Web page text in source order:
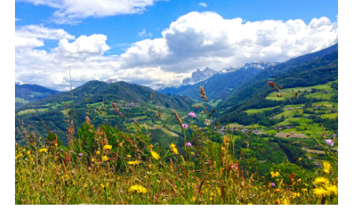
REISEVIDEOS
REISESPECIALS
♥ ÜBER DEN REISEBLOG Menü
öffnen
IMPRESSUM
DATENSCHUTZERKLÄRUNG
♥ ÜBER DIE AUTORIN Menü
öffnen
VITA
PRESSE & MEDIEN
MEDIADATEN
twitterfacebook
pinterestyoutubeinstagram